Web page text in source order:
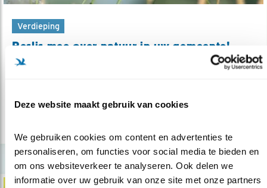
Deze website maakt gebruik van cookies
We gebruiken cookies om content en advertenties te
personaliseren, om functies voor social media te bieden en
om ons websiteverkeer te analyseren. Ook delen we
informatie over uw gebruik van onze site met onze partners
Verdieping
Beslis mee over natuur in uw gemeente!
26.02.20
U kunt zelf in actie komen voor vogels en